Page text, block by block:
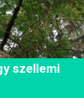
szellemi